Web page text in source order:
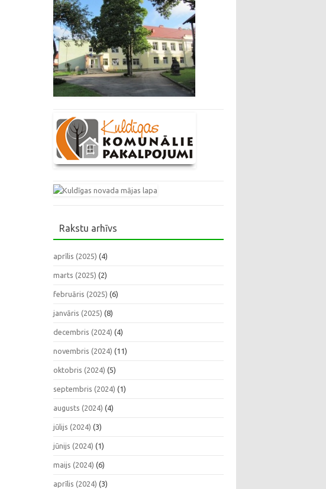
Rakstu arhīvs
aprīlis (2025) (4)
marts (2025) (2)
februāris (2025) (6)
janvāris (2025) (8)
decembris (2024) (4)
novembris (2024) (11)
oktobris (2024) (5)
septembris (2024) (1)
augusts (2024) (4)
jūlijs (2024) (3)
jūnijs (2024) (1)
maijs (2024) (6)
aprīlis (2024) (3)